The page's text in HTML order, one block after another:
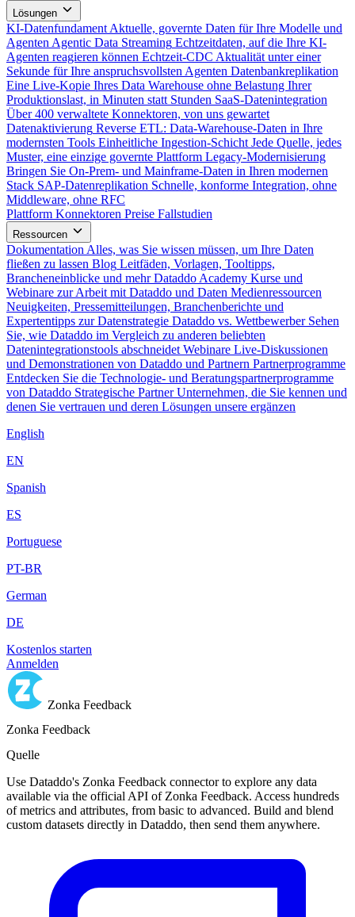
Lösungen
KI-Datenfundament Aktuelle, governte Daten für Ihre Modelle und
Agenten Agentic Data Streaming Echtzeitdaten, auf die Ihre KI-
Agenten reagieren können Echtzeit-CDC Aktualität unter einer
Sekunde für Ihre anspruchsvollsten Agenten Datenbankreplikation
Eine Live-Kopie Ihres Data Warehouse ohne Belastung Ihrer
Produktionslast, in Minuten statt Stunden SaaS-Datenintegration
Über 400 verwaltete Konnektoren, von uns gewartet
Datenaktivierung Reverse ETL: Data-Warehouse-Daten in Ihre
modernsten Tools Einheitliche Ingestion-Schicht Jede Quelle, jedes
Muster, eine einzige governte Plattform Legacy-Modernisierung
Bringen Sie On-Prem- und Mainframe-Daten in Ihren modernen
Stack SAP-Datenreplikation Schnelle, konforme Integration, ohne
Middleware, ohne RFC
Plattform Konnektoren Preise Fallstudien
Ressourcen
Dokumentation Alles, was Sie wissen müssen, um Ihre Daten
fließen zu lassen Blog Leitfäden, Vorlagen, Tooltipps,
Brancheneinblicke und mehr Dataddo Academy Kurse und
Webinare zur Arbeit mit Dataddo und Daten Medienressourcen
Neuigkeiten, Pressemitteilungen, Branchenberichte und
Expertentipps zur Datenstrategie Dataddo vs. Wettbewerber Sehen
Sie, wie Dataddo im Vergleich zu anderen beliebten
Datenintegrationstools abschneidet Webinare Live-Diskussionen
und Demonstrationen von Dataddo und Partnern Partnerprogramme
Entdecken Sie die Technologie- und Beratungspartnerprogramme
von Dataddo Strategische Partner Unternehmen, die Sie kennen und
denen Sie vertrauen und deren Lösungen unsere ergänzen
English
EN
Spanish
ES
Portuguese
PT-BR
German
DE
Kostenlos starten
Anmelden
Zonka Feedback
Zonka Feedback
Quelle
Use Dataddo's Zonka Feedback connector to explore any data
available via the official API of Zonka Feedback. Access hundreds
of metrics and attributes, from basic to advanced. Build and blend
custom datasets directly in Dataddo, then send them anywhere.